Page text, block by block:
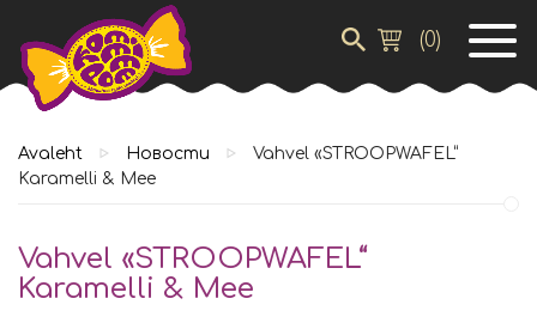
(0)
Avaleht Новости
Vahvel «STROOPWAFEL“
Karamelli & Mee
Vahvel «STROOPWAFEL“
Karamelli & Mee